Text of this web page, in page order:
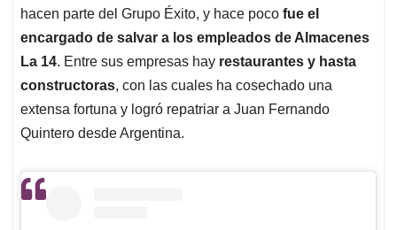
hacen parte del Grupo Éxito, y hace poco fue el
encargado de salvar a los empleados de Almacenes
La 14. Entre sus empresas hay restaurantes y hasta
constructoras, con las cuales ha cosechado una
extensa fortuna y logró repatriar a Juan Fernando
Quintero desde Argentina.